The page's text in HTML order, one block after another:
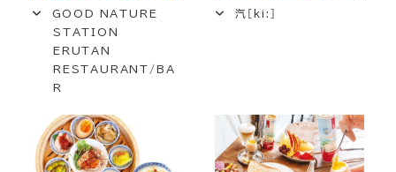
GOOD NATURE
STATION
ERUTAN
RESTAURANT/BA
R
汽［ki:］